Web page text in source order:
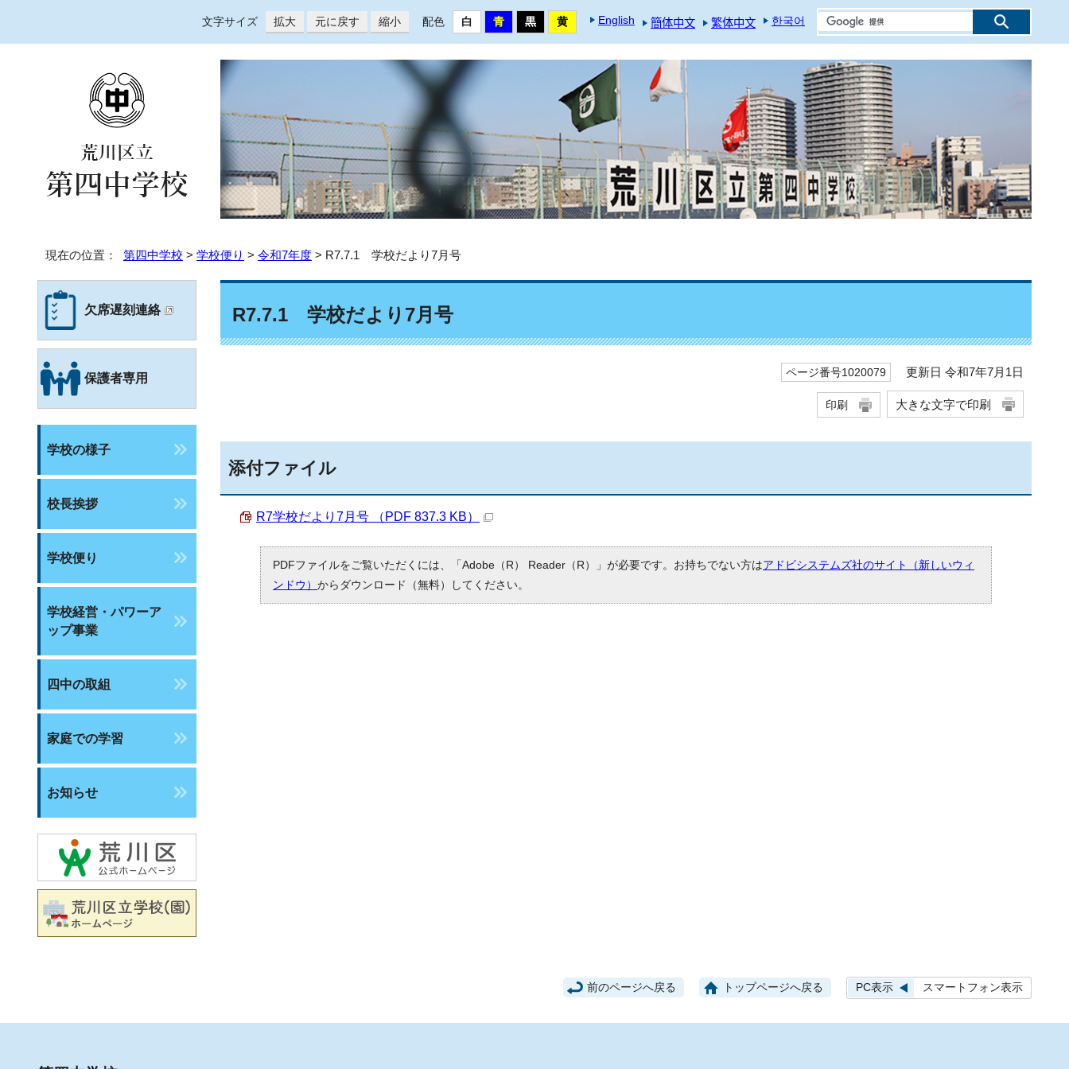
文字サイズ 拡大 元に戻す 縮小 配色 English 簡体中文 繁体中文 한국어
現在の位置： 第四中学校 > 学校便り > 令和7年度 > R7.7.1 学校だより7月号
R7.7.1 学校だより7月号
ページ番号1020079 更新日 令和7年7月1日
印刷 大きな文字で印刷
添付ファイル
R7学校だより7月号 （PDF 837.3 KB）
PDFファイルをご覧いただくには、「Adobe（R） Reader（R）」が必要です。お持ちでない方はアドビシステムズ社のサイト（新しいウィ
ンドウ） からダウンロード（無料）してください。
欠席遅刻連絡
保護者専用
学校の様子
校長挨拶
学校便り
学校経営・パワーア
ップ事業
四中の取組
家庭での学習
お知らせ
前のページへ戻る トップページへ戻る PC表示 スマートフォン表示